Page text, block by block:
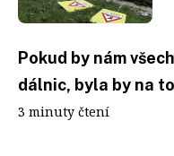
Pokud by nám
dálnic, byla by na
3 minuty čtení